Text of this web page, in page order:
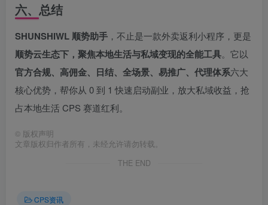
六、总结
SHUNSHIWL 顺势助手 ，不止是一款外卖返利小程序，更是
顺势云生态下，聚焦本地生活与私域变现的全能工具。它以
官方合规、高佣金、日结、全场景、易推广、代理体系六大
核心优势，帮你从 0 到 1 快速启动副业，放大私域收益，抢
占本地生活 CPS 赛道红利。
© 版权声明
文章版权归作者所有，未经允许请勿转载。
THE END
CPS资讯